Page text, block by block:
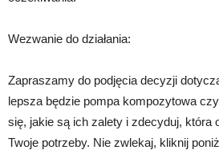
Wezwanie do działania:
Zapraszamy do podjęcia decyzji
lepsza będzie pompa kompozytowa
się, jakie są ich zalety i zdecyduj, która
Twoje potrzeby. Nie zwlekaj, kliknij